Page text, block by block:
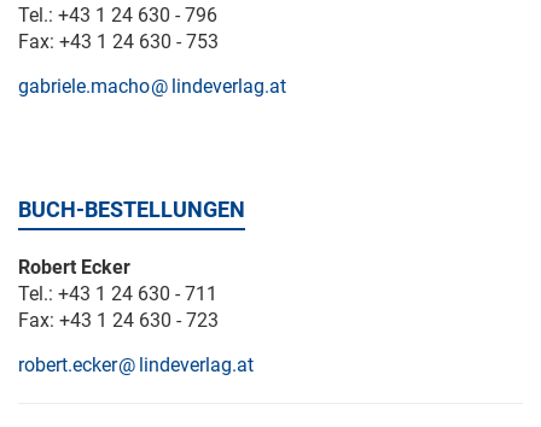
Tel.: +43 1 24 630 - 796
Fax: +43 1 24 630 - 753
gabriele.macho
lindeverlag.at
BUCH-BESTELLUNGEN
Robert Ecker
Tel.: +43 1 24 630 - 711
Fax: +43 1 24 630 - 723
robert.ecker
lindeverlag.at